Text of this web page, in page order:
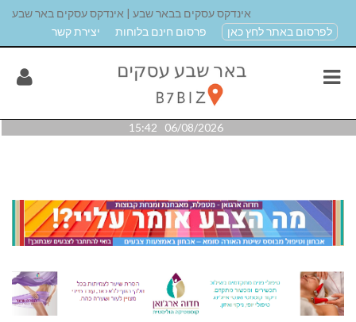
אינדקס עסקים בבאר שבע | אינדקס עסקים באר שבע
לפרסום באתר לחץ כאן
פרסום חינם בלוחות יצירת קשר
06/08/2026 15:42